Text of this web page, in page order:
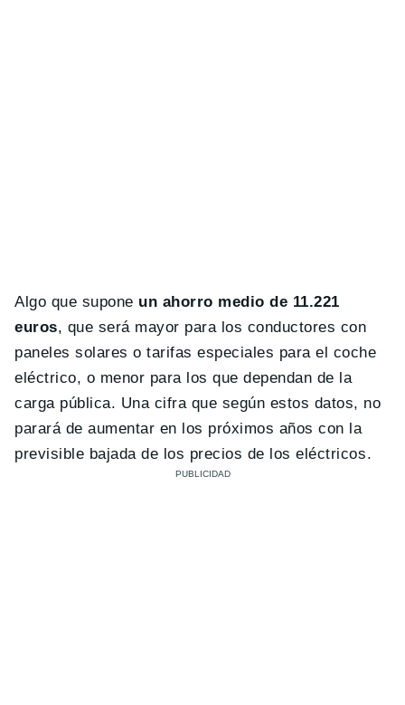
Algo que supone un ahorro medio de 11.221
euros, que será mayor para los conductores con
paneles solares o tarifas especiales para el coche
eléctrico, o menor para los que dependan de la
carga pública. Una cifra que según estos datos, no
parará de aumentar en los próximos años con la
previsible bajada de los precios de los eléctricos.